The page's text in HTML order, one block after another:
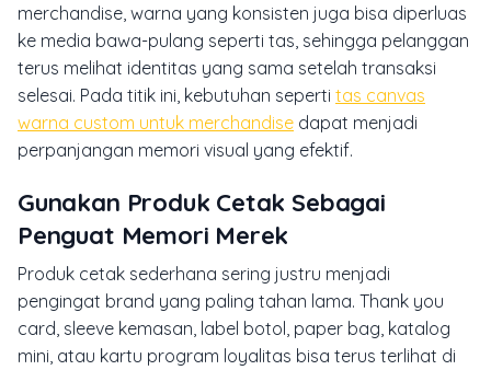
merchandise, warna yang konsisten juga bisa diperluas
ke media bawa-pulang seperti tas, sehingga pelanggan
terus melihat identitas yang sama setelah transaksi
selesai. Pada titik ini, kebutuhan seperti tas canvas
warna custom untuk merchandise dapat menjadi
perpanjangan memori visual yang efektif.
Gunakan Produk Cetak Sebagai
Penguat Memori Merek
Produk cetak sederhana sering justru menjadi
pengingat brand yang paling tahan lama. Thank you
card , sleeve kemasan, label botol, paper bag, katalog
mini, atau kartu program loyalitas bisa terus terlihat di